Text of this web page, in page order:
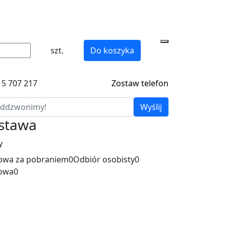
szt. Do koszyka
707 217 Zostaw telefon
Wyślij
za pobraniem0Odbiór osobisty0
0